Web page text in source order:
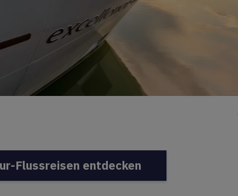
Flussreisen entdecken